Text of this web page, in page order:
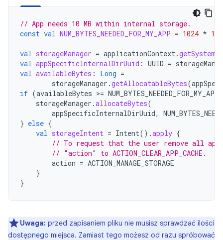
// App needs 10 MB within internal storage.
const val NUM_BYTES_NEEDED_FOR_MY_APP = 1024 *
val storageManager = applicationContext.
val appSpecificInternalDirUuid : UUID =
val availableBytes : Long =
storageManager .getAllocatableBytes(
if (availableBytes >= NUM_BYTES_NEEDED_FOR_MY_APP
storageManager .allocateBytes(
appSpecificInternalDirUuid,
} else {
val storageIntent = Intent().apply {
// To request that the user remove all
// "action" to ACTION_CLEAR_APP_CACHE.
action = ACTION_MANAGE_STORAGE
}
}
Uwaga: przed zapisaniem pliku nie musisz sprawdzać ilości
dostępnego miejsca. Zamiast tego możesz od razu spróbować